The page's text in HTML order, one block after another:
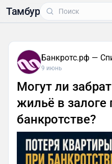
Тамбур
Банкротс.рф —
9 июнь
Могут ли
жильё в залоге
банкротстве?